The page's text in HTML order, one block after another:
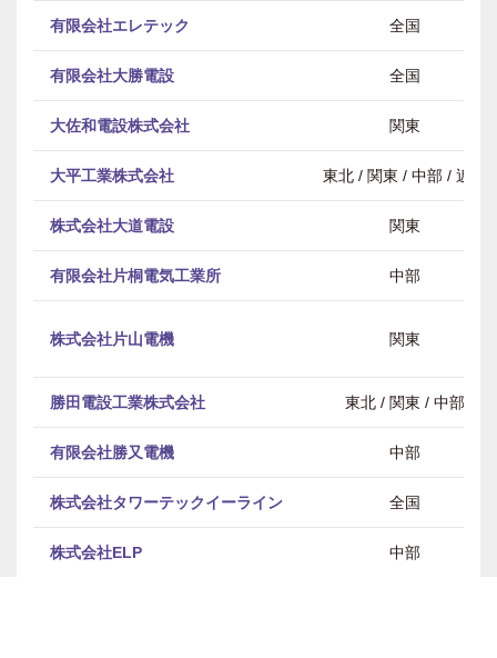
有限会社エレテック 全国
有限会社大勝電設 全国
大佐和電設株式会社 関東
大平工業株式会社 東北 / 関東 / 中部 / 近畿
株式会社大道電設 関東
有限会社片桐電気工業所 中部
株式会社片山電機 関東
勝田電設工業株式会社 東北 / 関東 / 中部
有限会社勝又電機 中部
株式会社タワーテックイーライン 全国
株式会社ELP 中部